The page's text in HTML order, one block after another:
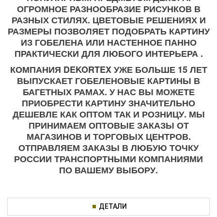
ОГРОМНОЕ РАЗНООБРАЗИЕ РИСУНКОВ В
РАЗНЫХ СТИЛЯХ. ЦВЕТОВЫЕ РЕШЕНИЯХ И
РАЗМЕРЫ ПОЗВОЛЯЕТ ПОДОБРАТЬ КАРТИНУ
ИЗ ГОБЕЛЕНА ИЛИ НАСТЕННОЕ ПАННО
ПРАКТИЧЕСКИ ДЛЯ ЛЮБОГО ИНТЕРЬЕРА .
КОМПАНИЯ DEKORTEX УЖЕ БОЛЬШЕ 15 ЛЕТ
ВЫПУСКАЕТ ГОБЕЛЕНОВЫЕ КАРТИНЫ В
БАГЕТНЫХ РАМАХ. У НАС ВЫ МОЖЕТЕ
ПРИОБРЕСТИ КАРТИНУ ЗНАЧИТЕЛЬНО
ДЕШЕВЛЕ КАК ОПТОМ ТАК И РОЗНИЦУ. МЫ
ПРИНИМАЕМ ОПТОВЫЕ ЗАКАЗЫ ОТ
МАГАЗИНОВ И ТОРГОВЫХ ЦЕНТРОВ.
ОТПРАВЛЯЕМ ЗАКАЗЫ В ЛЮБУЮ ТОЧКУ
РОССИИ ТРАНСПОРТНЫМИ КОМПАНИЯМИ
ПО ВАШЕМУ ВЫБОРУ.
ДЕТАЛИ